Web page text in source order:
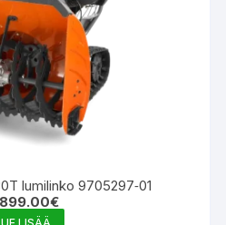
lumilinko 9705297‑01
€